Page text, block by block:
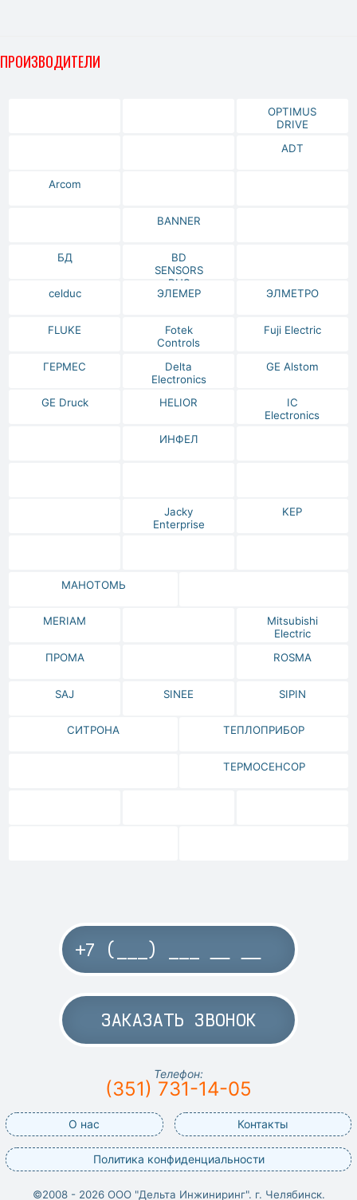
ПРОИЗВОДИТЕЛИ
OPTIMUS
DRIVE
ADT
Arcom
BANNER
БД
BD
SENSORS
RUS
celduc
ЭЛЕМЕР ЭЛМЕТРО
FLUKE
Fotek
Controls
Fuji Electric
ГЕРМЕС
Delta
Electronics
GE Alstom
GE Druck HELIOR
IC
Electronics
ИНФЕЛ
Jacky
Enterprise
KEP
МАНОТОМЬ
MERIAM
Mitsubishi
Electric
ПРОМА
ROSMA
SAJ SINEE SIPIN
СИТРОНА ТЕПЛОПРИБОР
ТЕРМОСЕНСОР
ЗАКАЗАТЬ ЗВОНОК
Телефон:
(351) 731-14-05
О нас Контакты
Политика конфиденциальности
©2008 - 2026 ООО "Дельта Инжиниринг". г. Челябинск.